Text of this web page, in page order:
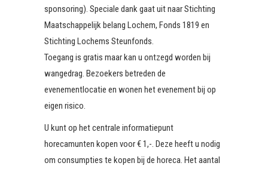
sponsoring). Speciale dank gaat uit naar Stichting
Maatschappelijk belang Lochem, Fonds 1819 en
Stichting Lochems Steunfonds.
Toegang is gratis maar kan u ontzegd worden bij
wangedrag. Bezoekers betreden de
evenementlocatie en wonen het evenement bij op
eigen risico.
U kunt op het centrale informatiepunt
horecamunten kopen voor € 1,-. Deze heeft u nodig
om consumpties te kopen bij de horeca. Het aantal